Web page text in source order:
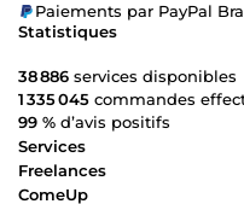
Paiements par PayPal
Statistiques
38 886 services disponibles
1 335 045 commandes
99 % d’avis positifs
Services
Freelances
ComeUp